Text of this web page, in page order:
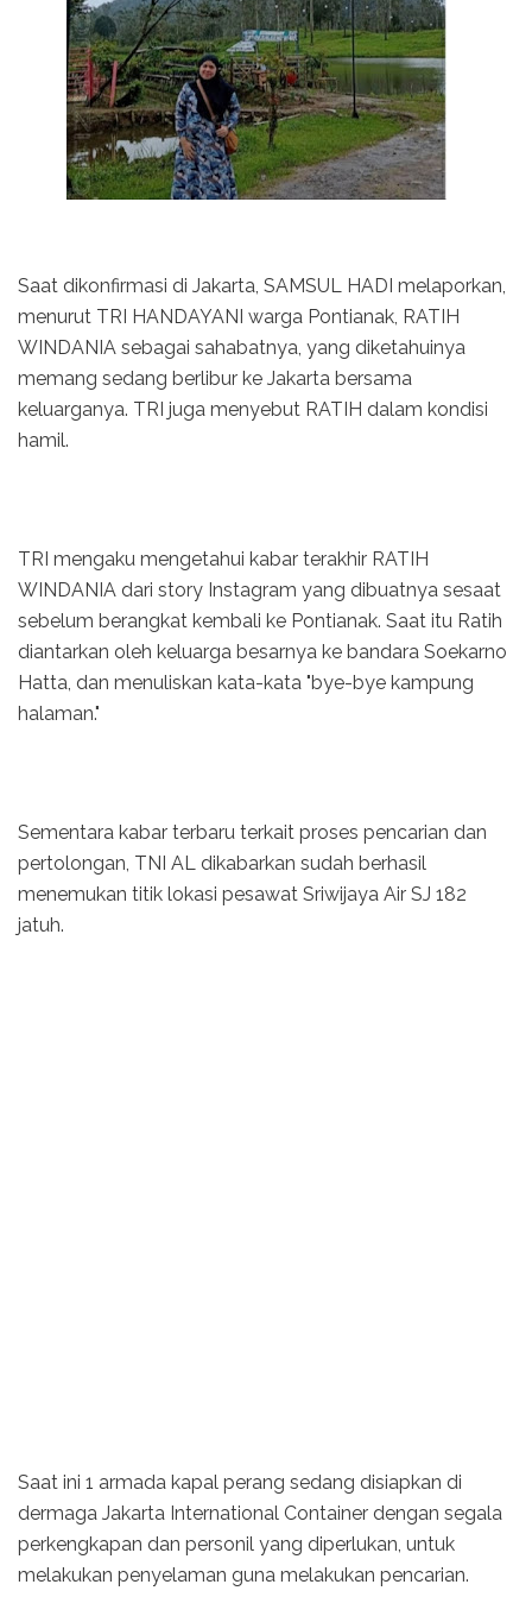
Saat dikonfirmasi di Jakarta, SAMSUL HADI melaporkan,
menurut TRI HANDAYANI warga Pontianak, RATIH
WINDANIA sebagai sahabatnya, yang diketahuinya
memang sedang berlibur ke Jakarta bersama
keluarganya. TRI juga menyebut RATIH dalam kondisi
hamil.
TRI mengaku mengetahui kabar terakhir RATIH
WINDANIA dari story Instagram yang dibuatnya sesaat
sebelum berangkat kembali ke Pontianak. Saat itu Ratih
diantarkan oleh keluarga besarnya ke bandara Soekarno
Hatta, dan menuliskan kata-kata "bye-bye kampung
halaman."
Sementara kabar terbaru terkait proses pencarian dan
pertolongan, TNI AL dikabarkan sudah berhasil
menemukan titik lokasi pesawat Sriwijaya Air SJ 182
jatuh.
Saat ini 1 armada kapal perang sedang disiapkan di
dermaga Jakarta International Container dengan segala
perkengkapan dan personil yang diperlukan, untuk
melakukan penyelaman guna melakukan pencarian.